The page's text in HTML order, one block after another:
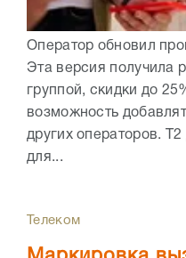
Оператор обновил
Эта версия получила
группой, скидки до
возможность
других операторов.
для...
Телеком